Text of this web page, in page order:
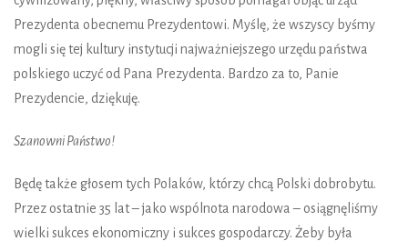
Prezydenta obecnemu Prezydentowi. Myślę, że wszyscy byśmy
mogli się tej kultury instytucji najważniejszego urzędu państwa
polskiego uczyć od Pana Prezydenta. Bardzo za to, Panie
Prezydencie, dziękuję.
Szanowni Państwo!
Będę także głosem tych Polaków, którzy chcą Polski dobrobytu.
Przez ostatnie 35 lat – jako wspólnota narodowa – osiągnęliśmy
wielki sukces ekonomiczny i sukces gospodarczy. Żeby była